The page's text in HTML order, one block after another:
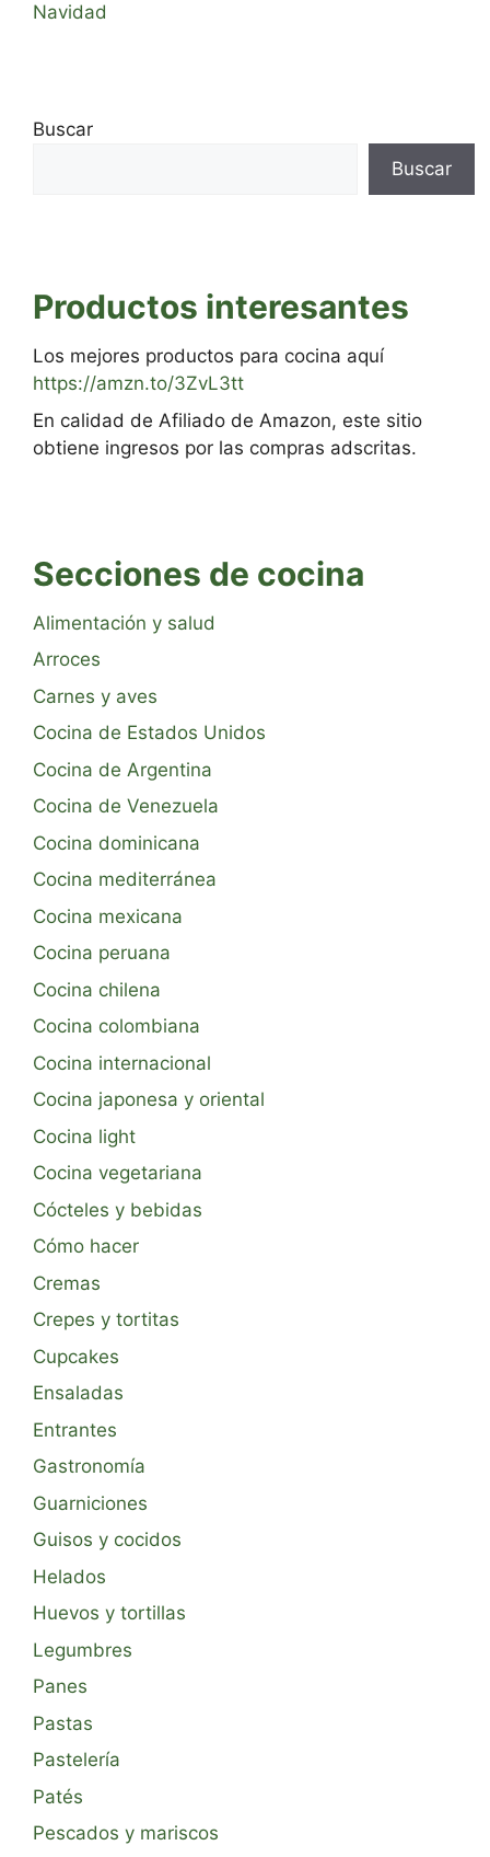
Navidad
Buscar
Buscar
Productos interesantes
Los mejores productos para cocina aquí
https://amzn.to/3ZvL3tt
En calidad de Afiliado de Amazon, este sitio
obtiene ingresos por las compras adscritas.
Secciones de cocina
Alimentación y salud
Arroces
Carnes y aves
Cocina de Estados Unidos
Cocina de Argentina
Cocina de Venezuela
Cocina dominicana
Cocina mediterránea
Cocina mexicana
Cocina peruana
Cocina chilena
Cocina colombiana
Cocina internacional
Cocina japonesa y oriental
Cocina light
Cocina vegetariana
Cócteles y bebidas
Cómo hacer
Cremas
Crepes y tortitas
Cupcakes
Ensaladas
Entrantes
Gastronomía
Guarniciones
Guisos y cocidos
Helados
Huevos y tortillas
Legumbres
Panes
Pastas
Pastelería
Patés
Pescados y mariscos